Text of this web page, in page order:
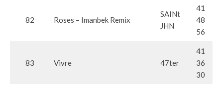
82 Roses – Imanbek Remix
SAINt
JHN
41
48
56
83 Vivre 47ter
41
36
30